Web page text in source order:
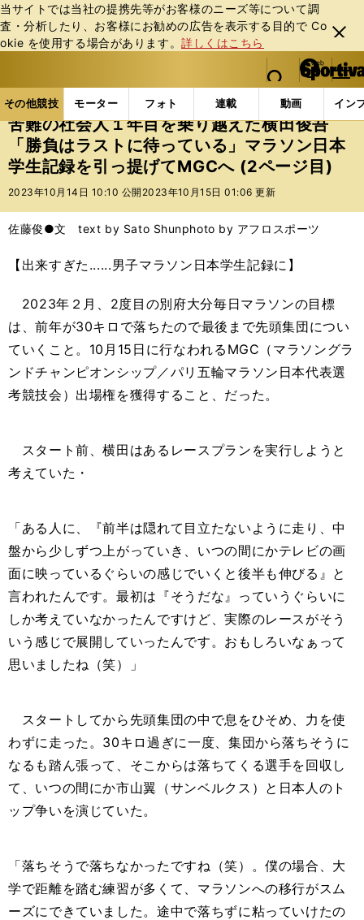
当サイトでは当社の提携先等がお客様のニーズ等について調
査・分析したり、お客様にお勧めの広告を表⽰する⽬的で Co
okie を使⽤する場合があります。詳しくはこちら
閉じ
る
web Sportiva (webスポルティーバ)
検索
マイペ
ー
ジ
メニュ
その他競技 モーター フォト 連載 動画 イン
ス
ポ
ル
テ
ー
バ
その他競技の記事一覧 陸上 苦難の社会人１年目を
苦難の社会人１年目を乗り越えた横田俊吾
「勝負はラストに待っている」マラソン日本
学生記録を引っ提げてMGCへ (2ページ目)
2023年10月14日 10:10 公開 2023年10月15日 01:06 更新
佐藤俊●文 text by Sato Shunphoto by アフロスポーツ
【出来すぎた......男子マラソン日本学生記録に】
2023年２月、 2度目の別府大分毎日マラソンの目標
は、前年が30キロで落ちたので最後まで先頭集団につい
ていくこと。 10 月 15 日に行なわれる MGC （マラソングラ
ンドチャンピオンシップ／パリ五輪マラソン日本代表選
考競技会）出場権を獲得すること、だった。
スタート前、横田はあるレースプランを実行しようと
考えていた・
「ある人に、『前半は隠れて目立たないように走り、中
盤から少しずつ上がっていき、いつの間にかテレビの画
面に映っているぐらいの感じでいくと後半も伸びる』と
言われたんです。最初は『そうだな』っていうぐらいに
しか考えていなかったんですけど、実際のレースがそう
いう感じで展開していったんです。おもしろいなぁって
思いましたね（笑）」
スタートしてから先頭集団の中で息をひそめ、力を使
わずに走った。 30キロ過ぎに一度、集団から落ちそうに
なるも踏ん張って、そこからは落ちてくる選手を回収し
て、いつの間にか市山翼（サンベルクス）と日本人のト
ップ争いを演じていた。
「落ちそうで落ちなかったですね（笑）。僕の場合、大
学で距離を踏む練習が多くて、マラソンへの移行がスム
ーズにできていました。途中で落ちずに粘っていけたの